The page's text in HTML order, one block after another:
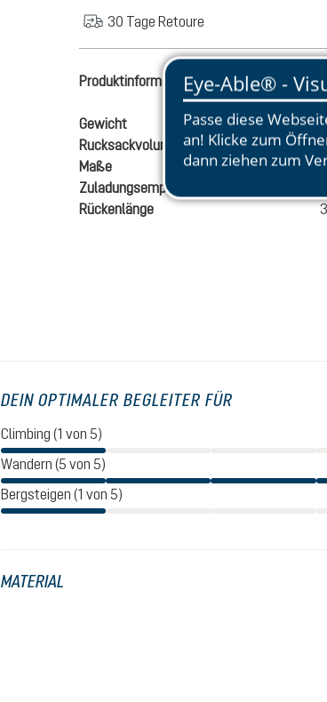
30 Tage Retoure
Produktinformationen
Gewicht
Rucksackvolumen
Maße
Zuladungsempfehlung
Rückenlänge
DEIN OPTIMALER BEGLEITER FÜR
Climbing (1 von 5)
Wandern (5 von 5)
Bergsteigen (1 von 5)
MATERIAL